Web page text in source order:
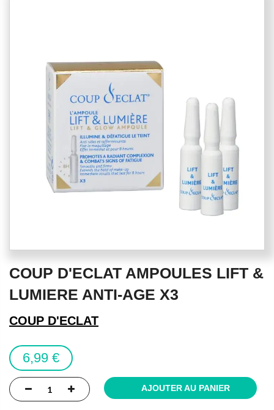
to
beginning
of
images
gallery
COUP D'ECLAT AMPOULES LIFT &
LUMIERE ANTI-AGE X3
COUP D'ECLAT
6,99 €
AJOUTER AU PANIER